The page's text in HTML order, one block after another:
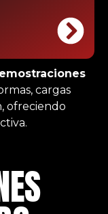
cargas
ofreciendo